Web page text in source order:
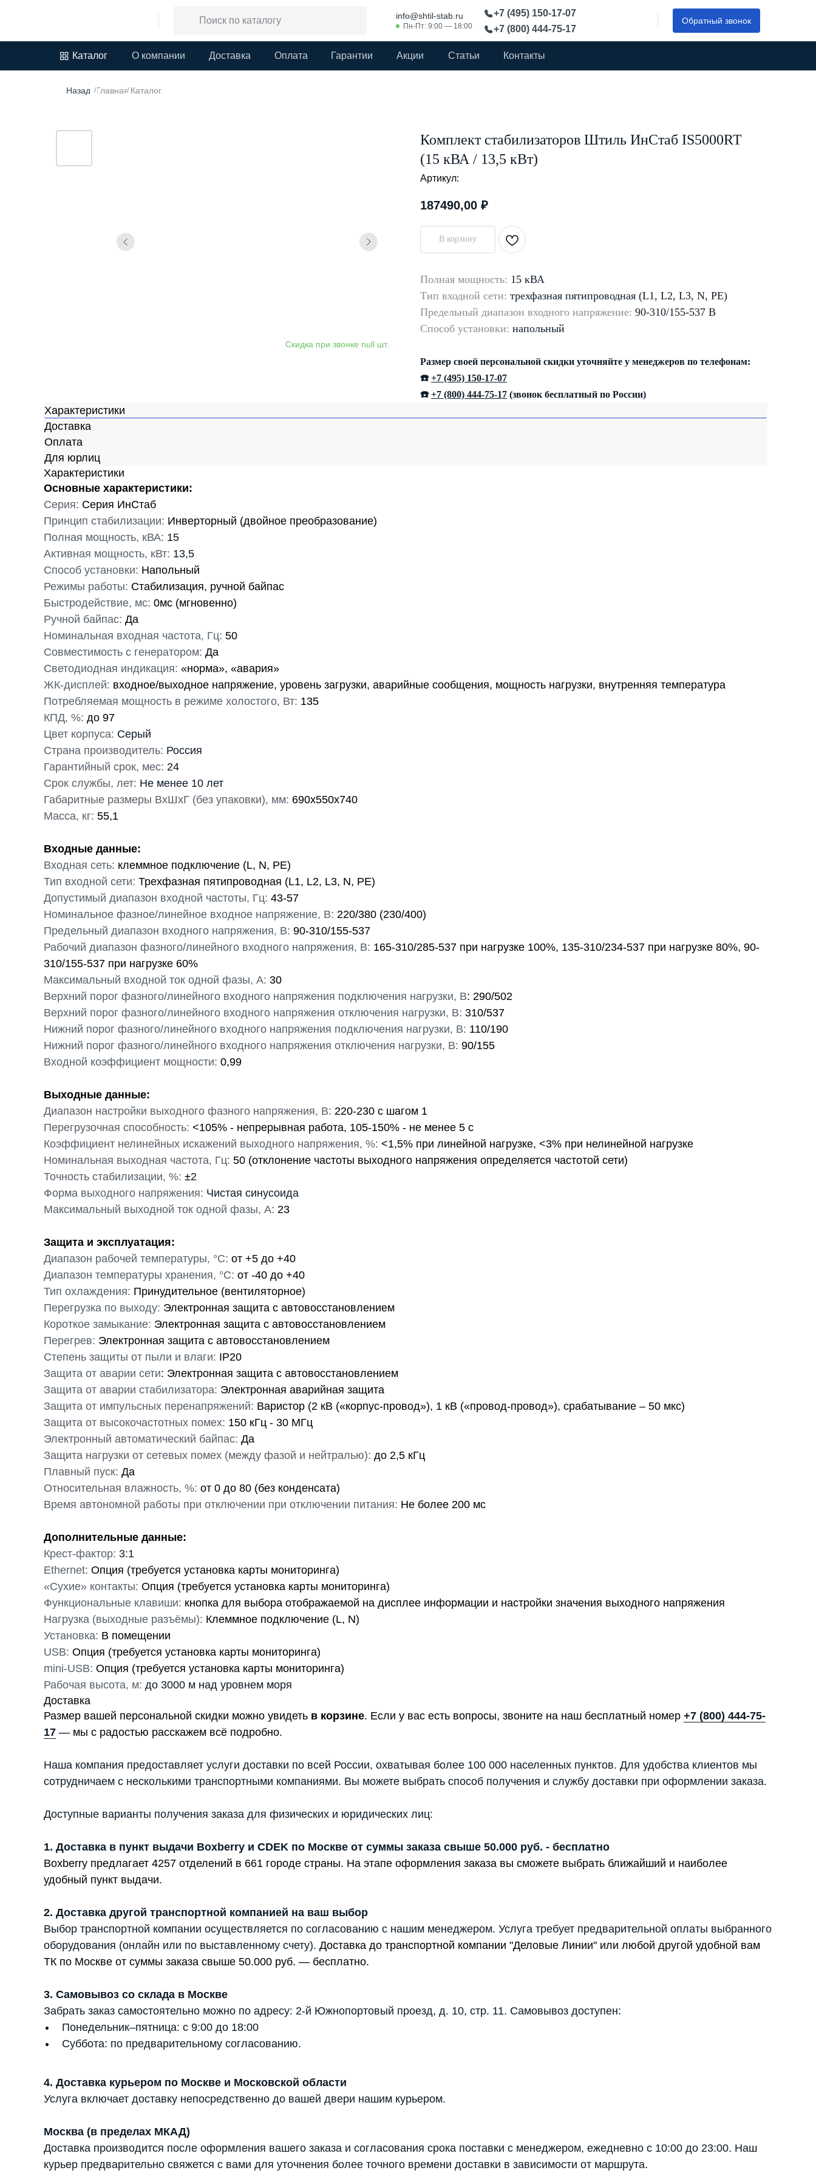
+7 (495) 150-17-07
info@shtil-stab.ru Обратный звонок
Пн-Пт: 9:00 — 18:00 +7 (800) 444-75-17
Каталог О компании Доставка Оплата Гарантии Акции Статьи Контакты
/Главная/ Каталог
Назад
Комплект стабилизаторов Штиль ИнСтаб IS5000RT
(15 кВА / 13,5 кВт)
Артикул:
187490,00 ₽
В корзину
Полная мощность: 15 кВА
Тип входной сети: трехфазная пятипроводная (L1, L2, L3, N, PE)
Предельный диапазон входного напряжение: 90-310/155-537 В
Способ установки: напольный
Размер своей персональной скидки уточняйте у менеджеров по телефонам:
☎️ +7 (495) 150-17-07
☎️ +7 (800) 444-75-17 (звонок бесплатный по России)
Характеристики
Доставка
Оплата
Для юрлиц
Характеристики
Основные характеристики:
Серия: Серия ИнСтаб
Принцип стабилизации: Инверторный (двойное преобразование)
Полная мощность, кВА: 15
Активная мощность, кВт: 13,5
Способ установки: Напольный
Режимы работы: Стабилизация, ручной байпас
Быстродействие, мс: 0мс (мгновенно)
Ручной байпас: Да
Номинальная входная частота, Гц: 50
Совместимость с генератором: Да
Светодиодная индикация: «норма», «авария»
ЖК-дисплей: входное/выходное напряжение, уровень загрузки, аварийные сообщения, мощность нагрузки, внутренняя температура
Потребляемая мощность в режиме холостого, Вт: 135
КПД, %: до 97
Цвет корпуса: Серый
Страна производитель: Россия
Гарантийный срок, мес: 24
Срок службы, лет: Не менее 10 лет
Габаритные размеры ВхШхГ (без упаковки), мм: 690х550х740
Масса, кг: 55,1
Входные данные:
Входная сеть: клеммное подключение (L, N, PE)
Тип входной сети: Трехфазная пятипроводная (L1, L2, L3, N, PE)
Допустимый диапазон входной частоты, Гц: 43-57
Номинальное фазное/линейное входное напряжение, В: 220/380 (230/400)
Предельный диапазон входного напряжения, В: 90-310/155-537
Рабочий диапазон фазного/линейного входного напряжения, В: 165-310/285-537 при нагрузке 100%, 135-310/234-537 при нагрузке 80%, 90-
310/155-537 при нагрузке 60%
Максимальный входной ток одной фазы, А: 30
Верхний порог фазного/линейного входного напряжения подключения нагрузки, В: 290/502
Верхний порог фазного/линейного входного напряжения отключения нагрузки, В: 310/537
Нижний порог фазного/линейного входного напряжения подключения нагрузки, В: 110/190
Нижний порог фазного/линейного входного напряжения отключения нагрузки, В: 90/155
Входной коэффициент мощности: 0,99
Выходные данные:
Диапазон настройки выходного фазного напряжения, В: 220-230 с шагом 1
Перегрузочная способность: <105% - непрерывная работа, 105-150% - не менее 5 с
Коэффициент нелинейных искажений выходного напряжения, %: <1,5% при линейной нагрузке, <3% при нелинейной нагрузке
Номинальная выходная частота, Гц: 50 (отклонение частоты выходного напряжения определяется частотой сети)
Точность стабилизации, %: ±2
Форма выходного напряжения: Чистая синусоида
Максимальный выходной ток одной фазы, А: 23
Защита и эксплуатация:
Диапазон рабочей температуры, °С: от +5 до +40
Диапазон температуры хранения, °С: от -40 до +40
Тип охлаждения: Принудительное (вентиляторное)
Перегрузка по выходу: Электронная защита c автовосстановлением
Короткое замыкание: Электронная защита c автовосстановлением
Перегрев: Электронная защита c автовосстановлением
Степень защиты от пыли и влаги: IP20
Защита от аварии сети: Электронная защита c автовосстановлением
Защита от аварии стабилизатора: Электронная аварийная защита
Защита от импульсных перенапряжений: Варистор (2 кВ («корпус-провод»), 1 кВ («провод-провод»), срабатывание – 50 мкс)
Защита от высокочастотных помех: 150 кГц - 30 МГц
Электронный автоматический байпас: Да
Защита нагрузки от сетевых помех (между фазой и нейтралью): до 2,5 кГц
Плавный пуск: Да
Относительная влажность, %: от 0 до 80 (без конденсата)
Время автономной работы при отключении при отключении питания: Не более 200 мс
Дополнительные данные:
Крест-фактор: 3:1
Ethernet: Опция (требуется установка карты мониторинга)
«Сухие» контакты: Опция (требуется установка карты мониторинга)
Функциональные клавиши: кнопка для выбора отображаемой на дисплее информации и настройки значения выходного напряжения
Нагрузка (выходные разъёмы): Клеммное подключение (L, N)
Установка: В помещении
USB: Опция (требуется установка карты мониторинга)
mini-USB: Опция (требуется установка карты мониторинга)
Рабочая высота, м: до 3000 м над уровнем моря
Доставка
Размер вашей персональной скидки можно увидеть в корзине. Если у вас есть вопросы, звоните на наш бесплатный номер +7 (800) 444-75-
17 — мы с радостью расскажем всё подробно.
Наша компания предоставляет услуги доставки по всей России, охватывая более 100 000 населенных пунктов. Для удобства клиентов мы
сотрудничаем с несколькими транспортными компаниями. Вы можете выбрать способ получения и службу доставки при оформлении заказа.
Доступные варианты получения заказа для физических и юридических лиц:
1. Доставка в пункт выдачи Boxberry и CDEK по Москве от суммы заказа свыше 50.000 руб. - бесплатно
Boxberry предлагает 4257 отделений в 661 городе страны. На этапе оформления заказа вы сможете выбрать ближайший и наиболее
удобный пункт выдачи.
2. Доставка другой транспортной компанией на ваш выбор
Выбор транспортной компании осуществляется по согласованию с нашим менеджером. Услуга требует предварительной оплаты выбранного
оборудования (онлайн или по выставленному счету). Доставка до транспортной компании "Деловые Линии" или любой другой удобной вам
ТК по Москве от суммы заказа свыше 50.000 руб. — бесплатно.
3. Самовывоз со склада в Москве
Забрать заказ самостоятельно можно по адресу: 2-й Южнопортовый проезд, д. 10, стр. 11. Самовывоз доступен:
Понедельник–пятница: с 9:00 до 18:00
Суббота: по предварительному согласованию.
4. Доставка курьером по Москве и Московской области
Услуга включает доставку непосредственно до вашей двери нашим курьером.
Москва (в пределах МКАД)
Доставка производится после оформления вашего заказа и согласования срока поставки с менеджером, ежедневно с 10:00 до 23:00. Наш
курьер предварительно свяжется с вами для уточнения более точного времени доставки в зависимости от маршрута.